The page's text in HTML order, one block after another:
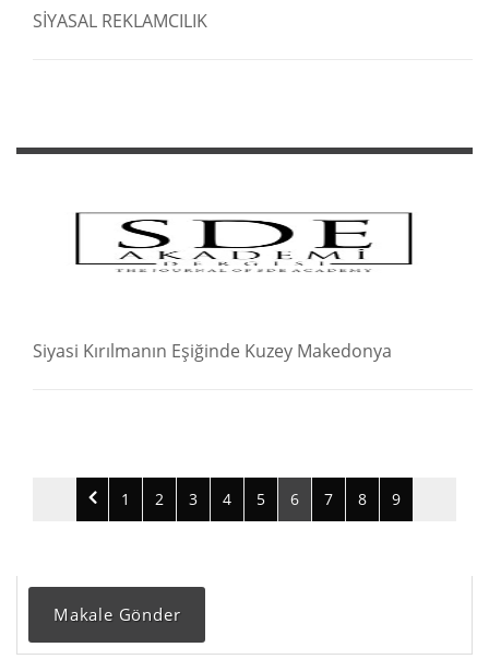
SİYASAL REKLAMCILIK
Siyasi Kırılmanın Eşiğinde Kuzey Makedonya
1 2 3 4 5 6 7 8 9
Makale Gönder